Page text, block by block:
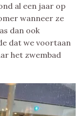
al een jaar op
wanneer ze
dan ook
dat we voortaan
het zwembad